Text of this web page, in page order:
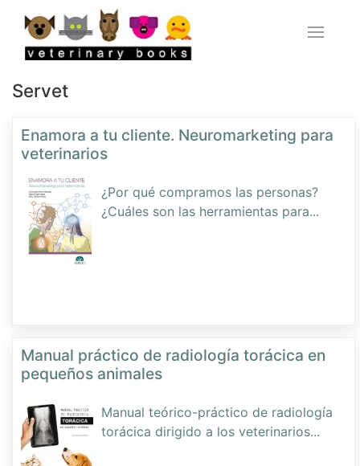
Servet
Enamora a tu cliente. Neuromarketing para
veterinarios
¿Por qué compramos las personas?
¿Cuáles son las herramientas para...
Manual práctico de radiología torácica en
pequeños animales
Manual teórico-práctico de radiología
torácica dirigido a los veterinarios...